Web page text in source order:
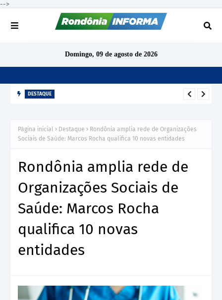
-->
Domingo, 09 de agosto de 2026
DESTAQUE
Guaporé
Página inicial Destaque
Rondônia amplia rede de Organizações
Sociais de Saúde: Marcos Rocha qualifica 10 novas entidades
Rondônia amplia rede de
Organizações Sociais de
Saúde: Marcos Rocha
qualifica 10 novas
entidades